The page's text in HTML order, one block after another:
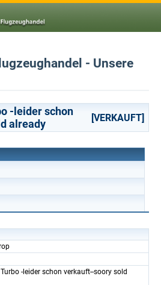
- Unsere
-leider schon
already
[VERKAUFT]
-leider schon verkauft--soory sold